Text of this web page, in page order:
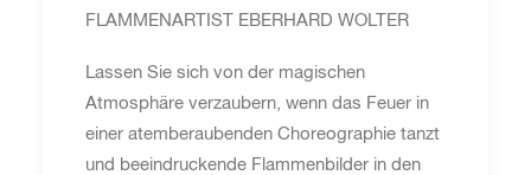
FLAMMENARTIST EBERHARD WOLTER
Lassen Sie sich von der magischen
Atmosphäre verzaubern, wenn das Feuer in
einer atemberaubenden Choreographie tanzt
und beeindruckende Flammenbilder in den